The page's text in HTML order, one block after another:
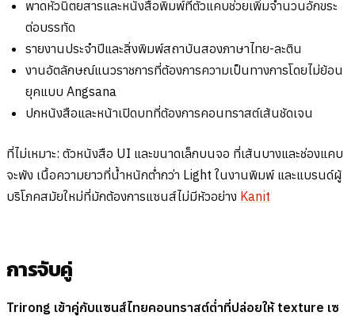
พาดหัวนิตยสารและหนังสือพิมพ์ที่ตัวแคบช่วยเพิ่มจำนวนอักขระ
ต่อบรรทัด
รายงานประจำปีและสิ่งพิมพ์สถาบันสองภาษาไทย-ละติน
งานอัตลักษณ์แนวราชการที่ต้องการความเป็นทางการโดยไม่ย้อน
ยุคแบบ Angsana
ปกหนังสือและหน้าเปิดบทที่ต้องการคอนทราสต์เส้นชัดเจน
ที่ไม่เหมาะ: ตัวหนังสือ UI และขนาดเล็กบนจอ ที่เส้นบางและช่องแคบ
จะพัง เนื้อความยาวที่น้ำหนักต่ำกว่า Light ในงานพิมพ์ และแบรนด์ผู้
บริโภคสมัยใหม่ที่มักต้องการแซนส์ไม่มีหัวอย่าง Kanit
การจับคู่
Trirong เข้าคู่กับแซนส์ไทยคอนทราสต์ต่ำที่ปล่อยให้ texture เซ